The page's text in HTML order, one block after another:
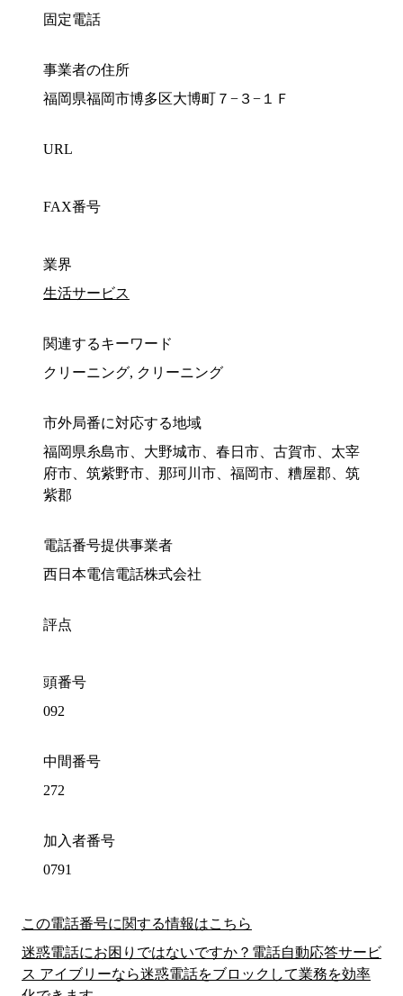
固定電話
事業者の住所
福岡県福岡市博多区大博町７−３−１Ｆ
URL
FAX番号
業界
生活サービス
関連するキーワード
クリーニング, クリーニング
市外局番に対応する地域
福岡県糸島市、大野城市、春日市、古賀市、太宰
府市、筑紫野市、那珂川市、福岡市、糟屋郡、筑
紫郡
電話番号提供事業者
西日本電信電話株式会社
評点
頭番号
092
中間番号
272
加入者番号
0791
この電話番号に関する情報はこちら
迷惑電話にお困りではないですか？電話自動応答サービ
ス アイブリーなら迷惑電話をブロックして業務を効率